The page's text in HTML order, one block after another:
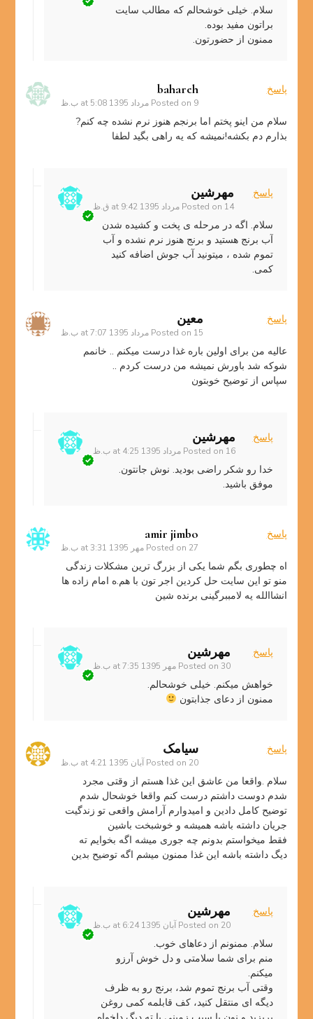
سلام. خیلی خوشحالم که مطالب سایت
براتون مفید بوده.
ممنون از حضورتون.
bahareh
Posted on 9 مرداد 1395 at 5:08 ب.ظ
پاسخ
سلام من اینو پختم اما برنجم هنوز نرم نشده چه کنم?
بذارم دم بکشه!نمیشه که یه راهی بگید لطفا
مهرشین
Posted on 14 مرداد 1395 at 9:42 ق.ظ
پاسخ
سلام. اگه در مرحله ی پخت و کشیده شدن
آب برنج هستید و برنج هنوز نرم نشده و آب
تموم شده ، میتونید آب جوش اضافه کنید
کمی.
معين
Posted on 15 مرداد 1395 at 7:07 ب.ظ
پاسخ
عالیه من برای اولین باره غذا درست میکنم .. خانمم
شوکه شد باورش نمیشه من درست کردم ..
سپاس از توضیح خوبتون
مهرشین
Posted on 16 مرداد 1395 at 4:25 ب.ظ
پاسخ
خدا رو شکر راضی بودید. نوش جانتون.
موفق باشید.
amir jimbo
Posted on 27 مهر 1395 at 3:31 ب.ظ
پاسخ
اه چطوری بگم شما یکی از بزرگ ترین مشکلات زندگی
منو تو این سایت حل کردین اجر تون با هم.ه امام زاده ها
انشاالله یه لامببرگینی برنده شین
مهرشین
Posted on 30 مهر 1395 at 7:35 ب.ظ
پاسخ
خواهش میکنم. خیلی خوشحالم.
ممنون از دعای جذابتون
سیامک
Posted on 20 آبان 1395 at 4:21 ب.ظ
پاسخ
سلام .واقعا من عاشق این غذا هستم از وقتی مجرد
شدم دوست داشتم درست کنم واقعا خوشحال شدم
توضیح کامل دادین و امیدوارم آرامش واقعی تو زندگیت
جریان داشته باشه همیشه و خوشبخت باشین
فقط میخواستم بدونم چه جوری میشه اگه بخوایم ته
دیگ داشته باشه این غذا ممنون میشم اگه توضیح بدین
مهرشین
Posted on 20 آبان 1395 at 6:24 ب.ظ
پاسخ
سلام. ممنونم از دعاهای خوب.
منم برای شما سلامتی و دل خوش آرزو
میکنم.
وقتی آب برنج تموم شد، برنج رو به ظرف
دیگه ای منتقل کنید، کف قابلمه کمی روغن